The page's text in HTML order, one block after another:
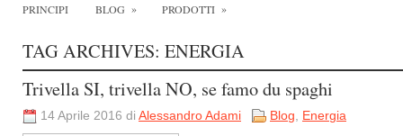
PRINCIPI BLOG » PRODOTTI »
TAG ARCHIVES: ENERGIA
Trivella SI, trivella NO, se famo du spaghi
14 Aprile 2016 di Alessandro Adami Blog, Energia